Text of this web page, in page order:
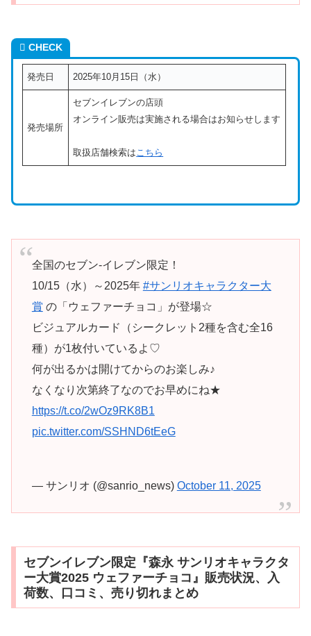
CHECK
発売日 2025年10月15日（水）
発売場所
セブンイレブンの店頭
オンライン販売は実施される場合はお知らせします
取扱店舗検索は こちら
全国のセブン‐イレブン限定！
10/15（水）～2025年 #サンリオキャラクター大
賞 の「ウェファーチョコ」が登場☆
ビジュアルカード（シークレット2種を含む全16
種）が1枚付いているよ♡
何が出るかは開けてからのお楽しみ♪
なくなり次第終了なのでお早めにね★
https://t.co/2wOz9RK8B1
pic.twitter.com/SSHND6tEeG
— サンリオ (@sanrio_news) October 11, 2025
セブンイレブン限定『森永 サンリオキャラクタ
ー大賞2025 ウェファーチョコ』販売状況、入
荷数、口コミ、売り切れまとめ